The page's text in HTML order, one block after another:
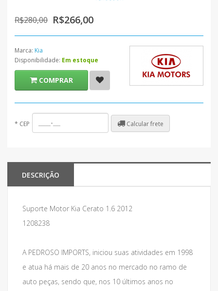
R$280,00 R$266,00
Marca: Kia
Disponibilidade: Em estoque
COMPRAR
* CEP Calcular frete
DESCRIÇÃO
Suporte Motor Kia Cerato 1.6 2012
1208238
A PEDROSO IMPORTS, iniciou suas atividades em 1998
e atua há mais de 20 anos no mercado no ramo de
auto peças, sendo que, nos 10 últimos anos no